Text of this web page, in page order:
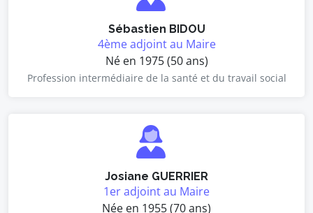
Sébastien BIDOU
4ème adjoint au Maire
Né en 1975 (50 ans)
Profession intermédiaire de la santé et du travail social
Josiane GUERRIER
1er adjoint au Maire
Née en 1955 (70 ans)